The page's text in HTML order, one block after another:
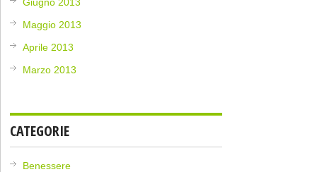
Maggio 2013
Aprile 2013
Marzo 2013
CATEGORIE
Benessere